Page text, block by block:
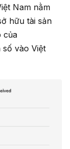
Nam nằm
hữu tài sản
của
số vào Việt